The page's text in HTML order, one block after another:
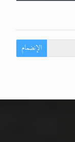
الإنضمام